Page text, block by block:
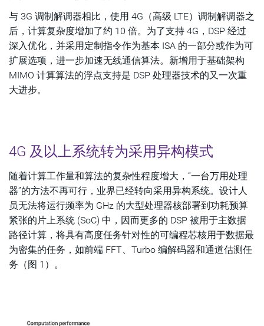
与 3G 调制解调器相比，使用 4G（高级 LTE）调制解调器之
后，计算复杂度增加了约 10 倍。为了支持 4G，DSP 经过
深入优化，并采用定制指令作为基本 ISA 的一部分或作为可
扩展选项，进一步加速无线通信算法。新增用于基础架构
MIMO 计算算法的浮点支持是 DSP 处理器技术的又一次重
大进步。
4G 及以上系统转为采用异构模式
随着计算工作量和算法的复杂性程度增大，“一台万用处理
器”的方法不再可行，业界已经转向采用异构系统。设计人
员无法将运行频率为 GHz 的大型处理器核部署到功耗预算
紧张的片上系统 (SoC) 中，因而更多的 DSP 被用于主数据
路径计算，将具有高度任务针对性的可编程芯核用于数据最
为密集的任务，如前端 FFT、Turbo 编解码器和通道估测任
务（图 1）。